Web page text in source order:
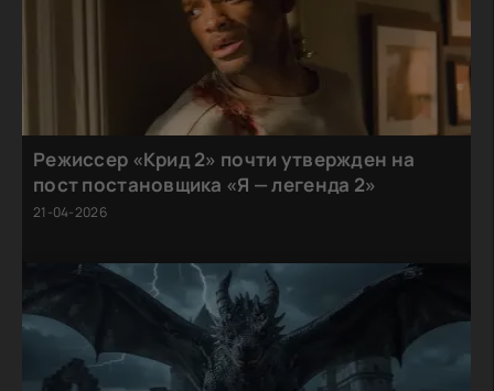
Режиссер «Крид 2» почти утвержден на
пост постановщика «Я — легенда 2»
21-04-2026